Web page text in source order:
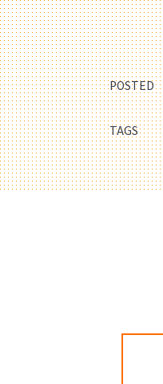
POSTED
TAGS